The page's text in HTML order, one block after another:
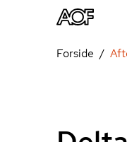
Forside